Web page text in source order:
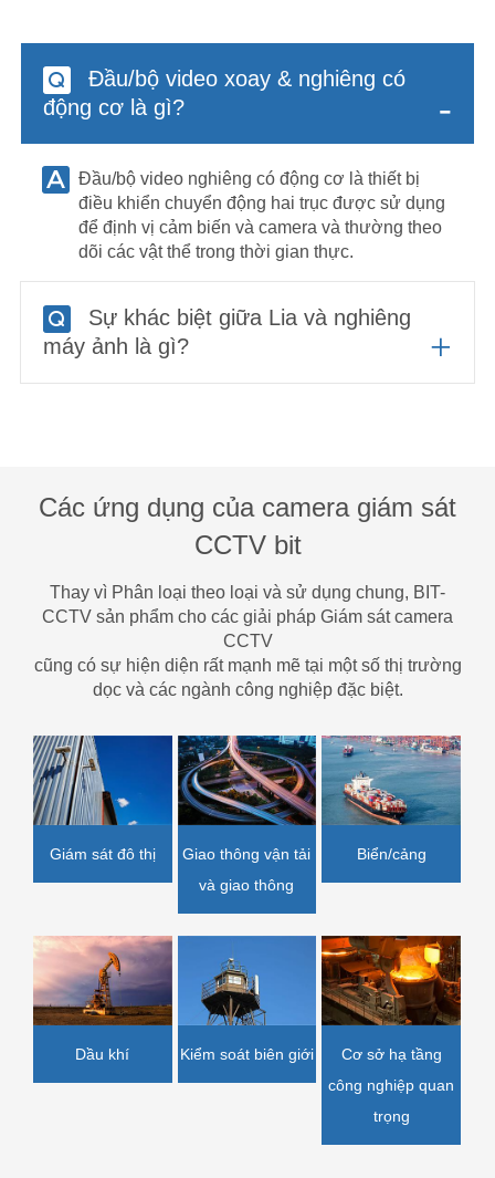
Đầu/bộ video xoay & nghiêng có
động cơ là gì?
-
Đầu/bộ video nghiêng có động cơ là thiết bị
điều khiển chuyển động hai trục được sử dụng
để định vị cảm biến và camera và thường theo
dõi các vật thể trong thời gian thực.
Sự khác biệt giữa Lia và nghiêng
máy ảnh là gì?
+
Các ứng dụng của camera giám sát
CCTV bit
Thay vì Phân loại theo loại và sử dụng chung, BIT-
CCTV sản phẩm cho các giải pháp Giám sát camera
CCTV
cũng có sự hiện diện rất mạnh mẽ tại một số thị trường
dọc và các ngành công nghiệp đặc biệt.
Giám sát đô thị
Giao thông vận tải
và giao thông
Biển/cảng
Dầu khí Kiểm soát biên giới
Cơ sở hạ tầng
công nghiệp quan
trọng